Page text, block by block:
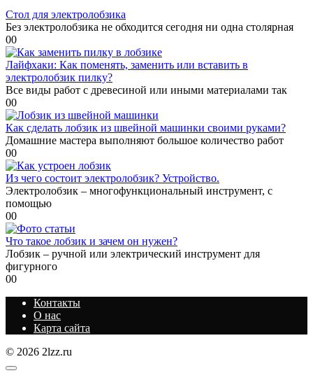
Стол для электролобзика
Без электролобзика не обходится сегодня ни одна столярная
00
Лайфхаки: Как поменять, заменить или вставить в
электролобзик пилку?
Все виды работ с древесиной или иными материалами так
00
Как сделать лобзик из швейной машинки своими руками?
Домашние мастера выполняют большое количество работ
00
Из чего состоит электролобзик? Устройство.
Электролобзик – многофункциональный инструмент, с
помощью
00
Что такое лобзик и зачем он нужен?
Лобзик – ручной или электрический инструмент для
фигурного
00
Контакты
О нас
Карта сайта
© 2026 2lzz.ru